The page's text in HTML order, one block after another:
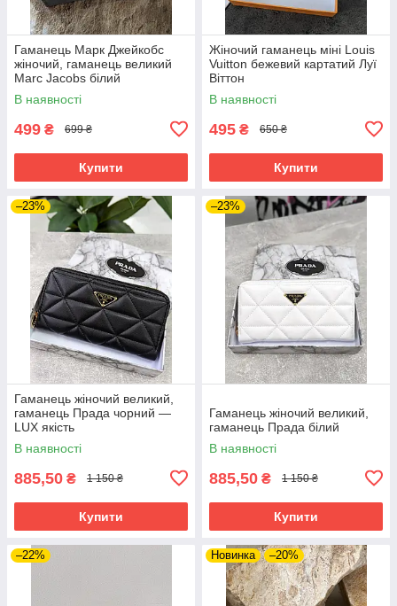
Гаманець Марк Джейкобс
жіночий, гаманець великий
Marc Jacobs білий
В наявності
499 ₴ 699 ₴
Купити
Жіночий гаманець міні Louis
Vuitton бежевий картатий Луї
Віттон
В наявності
495 ₴ 650 ₴
Купити
–23%
Гаманець жіночий великий,
гаманець Прада чорний —
LUX якість
В наявності
885,50 ₴ 1 150 ₴
Купити
–23%
Гаманець жіночий великий,
гаманець Прада білий
В наявності
885,50 ₴ 1 150 ₴
Купити
–22% Новинка –20%